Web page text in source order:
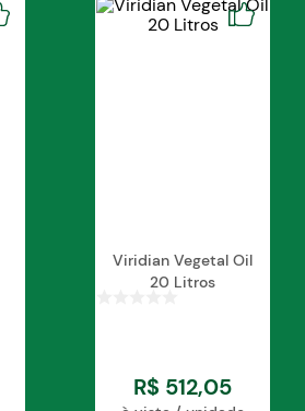
Viridian Vegetal Oil
20 Litros
R$ 512,05